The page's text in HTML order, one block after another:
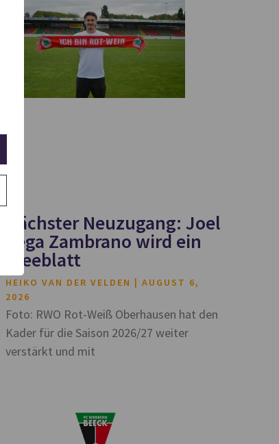
Nächster Neuzugang: Joel
Vega Zambrano wird ein
Kleeblatt
HEIKO VAN DER VELDEN
AUGUST 6,
2026
Foto: RWO Rot-Weiß Oberhausen hat den
Kader für die Saison 2026/27 weiter
verstärkt und mit